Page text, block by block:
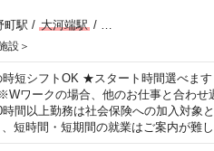
町駅 / 大河端駅/
設＞
短シフトOK ★スタート時間選べま
ワークの場合、他のお仕事と合わ
時間以上勤務は社会保険への加入対
短時間・短期間の就業はご案内が難